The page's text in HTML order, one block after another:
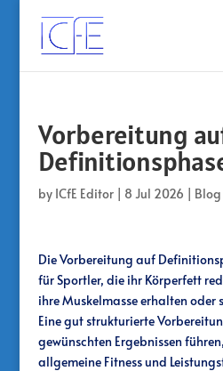
Vorbereitung
by ICfE Editor| 8 Jul 2026 | Blog
Die Vorbereitung auf
für Sportler, die ihr Körperfett
ihre Muskelmasse erhalten oder
Eine gut strukturierte
gewünschten Ergebnissen
allgemeine Fitness und